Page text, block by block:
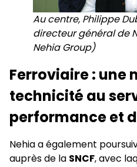
Au centre, Philippe
directeur général de
Nehia Group)
Ferroviaire : une
technicité au
performance et
Nehia a également
auprès de la SNCF, avec